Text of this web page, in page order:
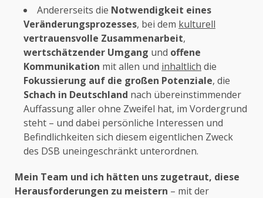
Andererseits die Notwendigkeit eines
Veränderungsprozesses, bei dem kulturell
vertrauensvolle Zusammenarbeit,
wertschätzender Umgang und offene
Kommunikation mit allen und inhaltlich die
Fokussierung auf die großen Potenziale, die
Schach in Deutschland nach übereinstimmender
Auffassung aller ohne Zweifel hat, im Vordergrund
steht – und dabei persönliche Interessen und
Befindlichkeiten sich diesem eigentlichen Zweck
des DSB uneingeschränkt unterordnen.
Mein Team und ich hätten uns zugetraut, diese
Herausforderungen zu meistern – mit der